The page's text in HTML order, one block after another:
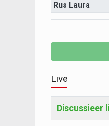
Rus Laura
Live
Discussieer